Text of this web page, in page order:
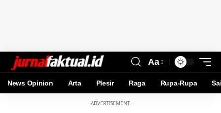
Aa
News Opinion Arta Plesir Raga Rupa-Rupa
- ADVERTISEMENT -